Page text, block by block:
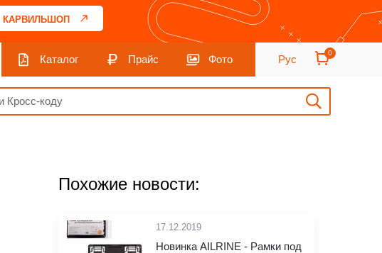
КАРВИЛЬШОП
Каталог Прайс Фото Рус
0
Похожие новости:
17.12.2019
Новинка AILRINE - Рамки под